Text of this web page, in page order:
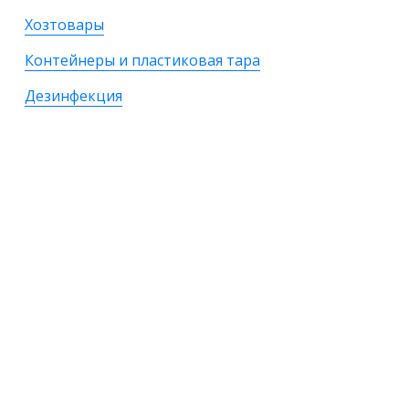
Хозтовары
Контейнеры и пластиковая тара
Дезинфекция